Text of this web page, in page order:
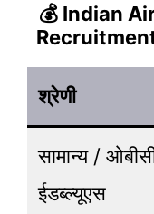
💰 Indian
श्रेणी
सामान्य /
ईडब्ल्यूएस